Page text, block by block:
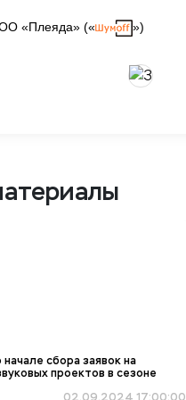
«Плеяда» («
»)
сбора заявок на
проектов в сезоне
02.09.2024 17:00:00